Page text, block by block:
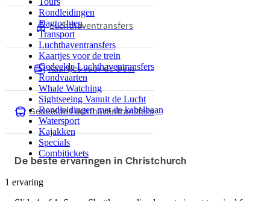
Rondleidingen
Dagtochten
Transport
Luchthaventransfers
Kaartjes voor de trein
Gedeelde Luchthaventransfers
Rondvaarten
Whale Watching
Sightseeing Vanuit de Lucht
Rondleidingen met de kabelbaan
Watersport
Kajakken
Specials
Combitickets
Luchthaventransfers
Kaartjes voor de trein
Gedeelde Luchthaventransfers
De beste ervaringen in Christchurch
1 ervaring